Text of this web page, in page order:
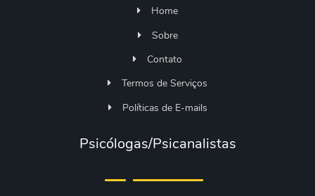
Home
Sobre
Contato
Termos de Serviços
Políticas de E-mails
Psicólogas/Psicanalistas